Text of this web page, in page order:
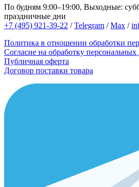
По будням 9:00–19:00, Выходные:
праздничные дни
+7 (495) 921-39-22 /Telegram /Max /
Политика в отношении обработки
Согласие на обработку
Публичная оферта
Договор поставки товара